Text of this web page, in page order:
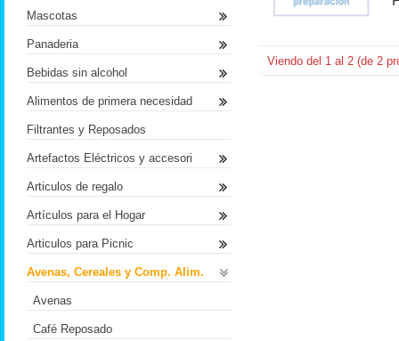
Viendo del 1 al 2 (de 2
Mascotas
Panaderia
Bebidas sin alcohol
Alimentos de primera necesidad
Filtrantes y Reposados
Artefactos Eléctricos y accesori
Articulos de regalo
Artículos para el Hogar
Articulos para Picnic
Avenas, Cereales y Comp. Alim.
Avenas
Café Reposado